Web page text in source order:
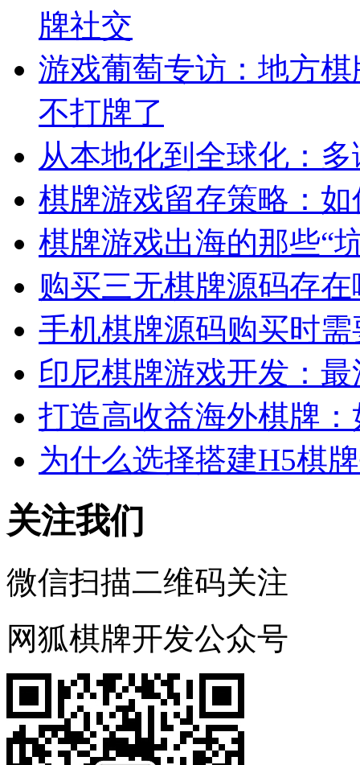
牌社交
游戏葡萄专访：地方
不打牌了
从本地化到全球化：
棋牌游戏留存策略：
棋牌游戏出海的那些“
购买三无棋牌源码存
手机棋牌源码购买时
印尼棋牌游戏开发：
打造高收益海外棋牌
为什么选择搭建H5棋
关注我们
微信扫描二维码关注
网狐棋牌开发公众号